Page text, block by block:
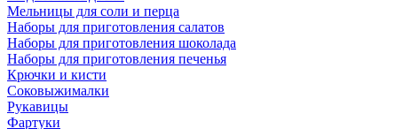
Мельницы для соли и перца
Наборы для приготовления салатов
Наборы для приготовления шоколада
Наборы для приготовления печенья
Крючки и кисти
Соковыжималки
Рукавицы
Фартуки